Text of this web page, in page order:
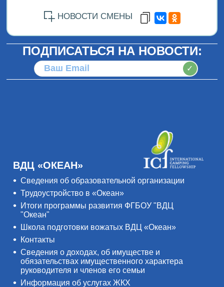
НОВОСТИ СМЕНЫ
ПОДПИСАТЬСЯ НА НОВОСТИ:
✓
ВДЦ «ОКЕАН»
Сведения об образовательной организации
Трудоустройство в «Океан»
Итоги программы развития ФГБОУ "ВДЦ
"Океан"
Школа подготовки вожатых ВДЦ «Океан»
Контакты
Сведения о доходах, об имуществе и
обязательствах имущественного характера
руководителя и членов его семьи
Информация об услугах ЖКХ